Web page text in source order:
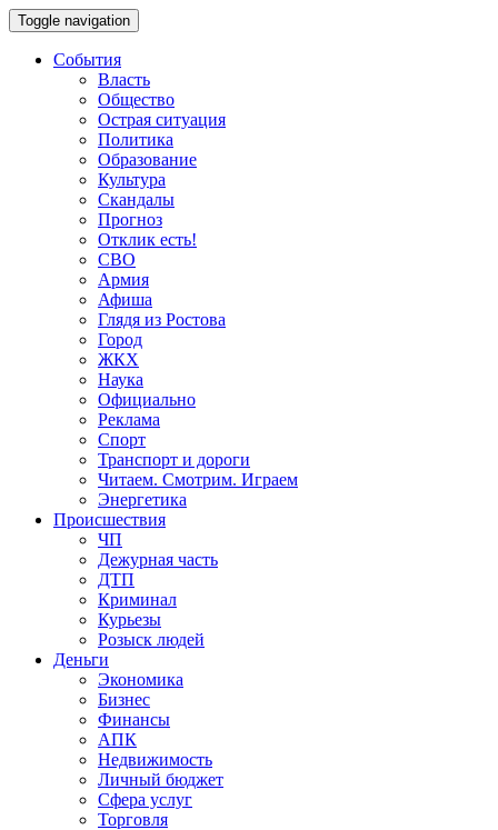
Toggle navigation
События
Власть
Общество
Острая ситуация
Политика
Образование
Культура
Скандалы
Прогноз
Отклик есть!
СВО
Армия
Афиша
Глядя из Ростова
Город
ЖКХ
Наука
Официально
Реклама
Спорт
Транспорт и дороги
Читаем. Смотрим. Играем
Энергетика
Происшествия
ЧП
Дежурная часть
ДТП
Криминал
Курьезы
Розыск людей
Деньги
Экономика
Бизнес
Финансы
АПК
Недвижимость
Личный бюджет
Сфера услуг
Торговля